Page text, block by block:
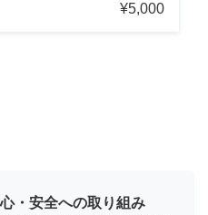
¥5,000
・安全への取り組み